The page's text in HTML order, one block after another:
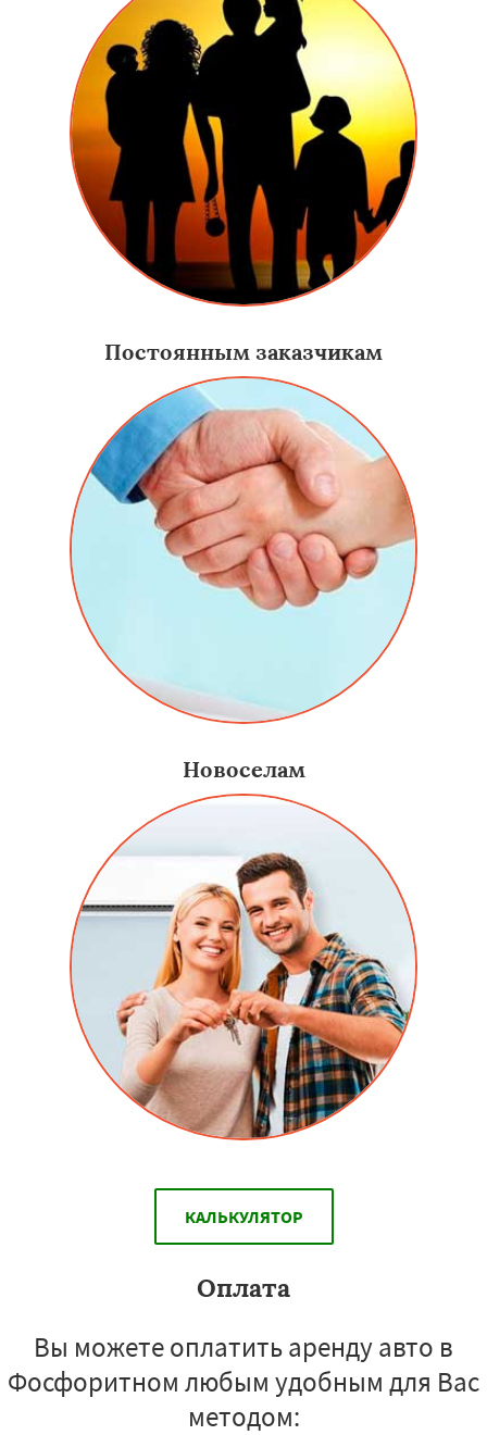
Постоянным заказчикам
Новоселам
КАЛЬКУЛЯТОР
Оплата
Вы можете оплатить аренду авто в
Фосфоритном любым удобным для Вас
методом: